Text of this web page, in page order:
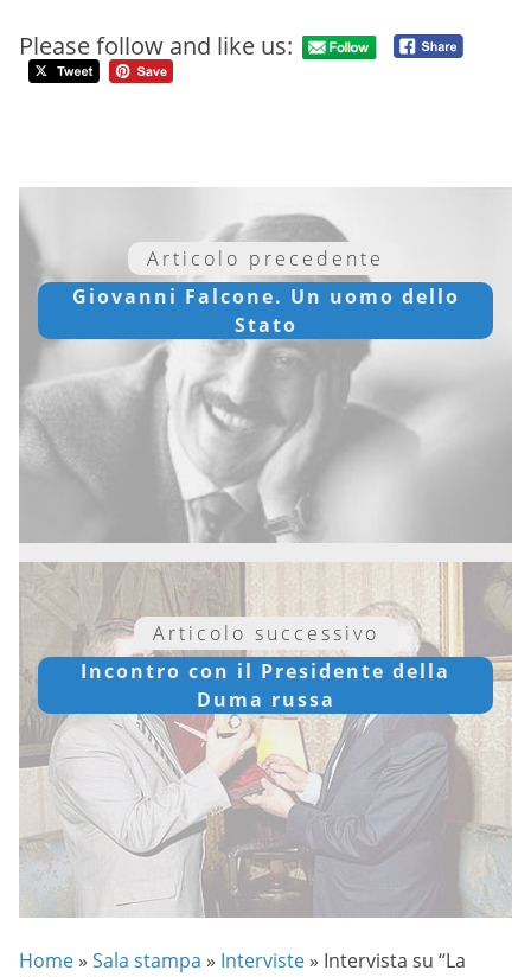
Please follow and like us:
Articolo precedente
Giovanni Falcone. Un uomo dello
Stato
Articolo successivo
Incontro con il Presidente della
Duma russa
Home » Sala stampa » Interviste » Intervista su “La